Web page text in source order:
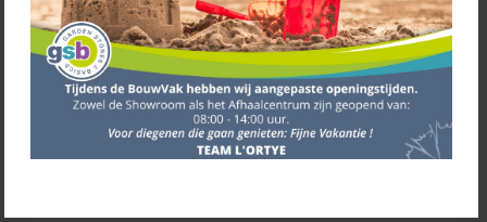
onvoorziene gebeurtenissen. Houd hiermee rekening
wanneer ‘derden’ materialen voor u verwerken! Zgn.
wachturen kunnen dus niet aan ons doorberekend
worden. Het is daarom handig om niet op de dag van
verwerken de materialen te laten leveren maar enkele